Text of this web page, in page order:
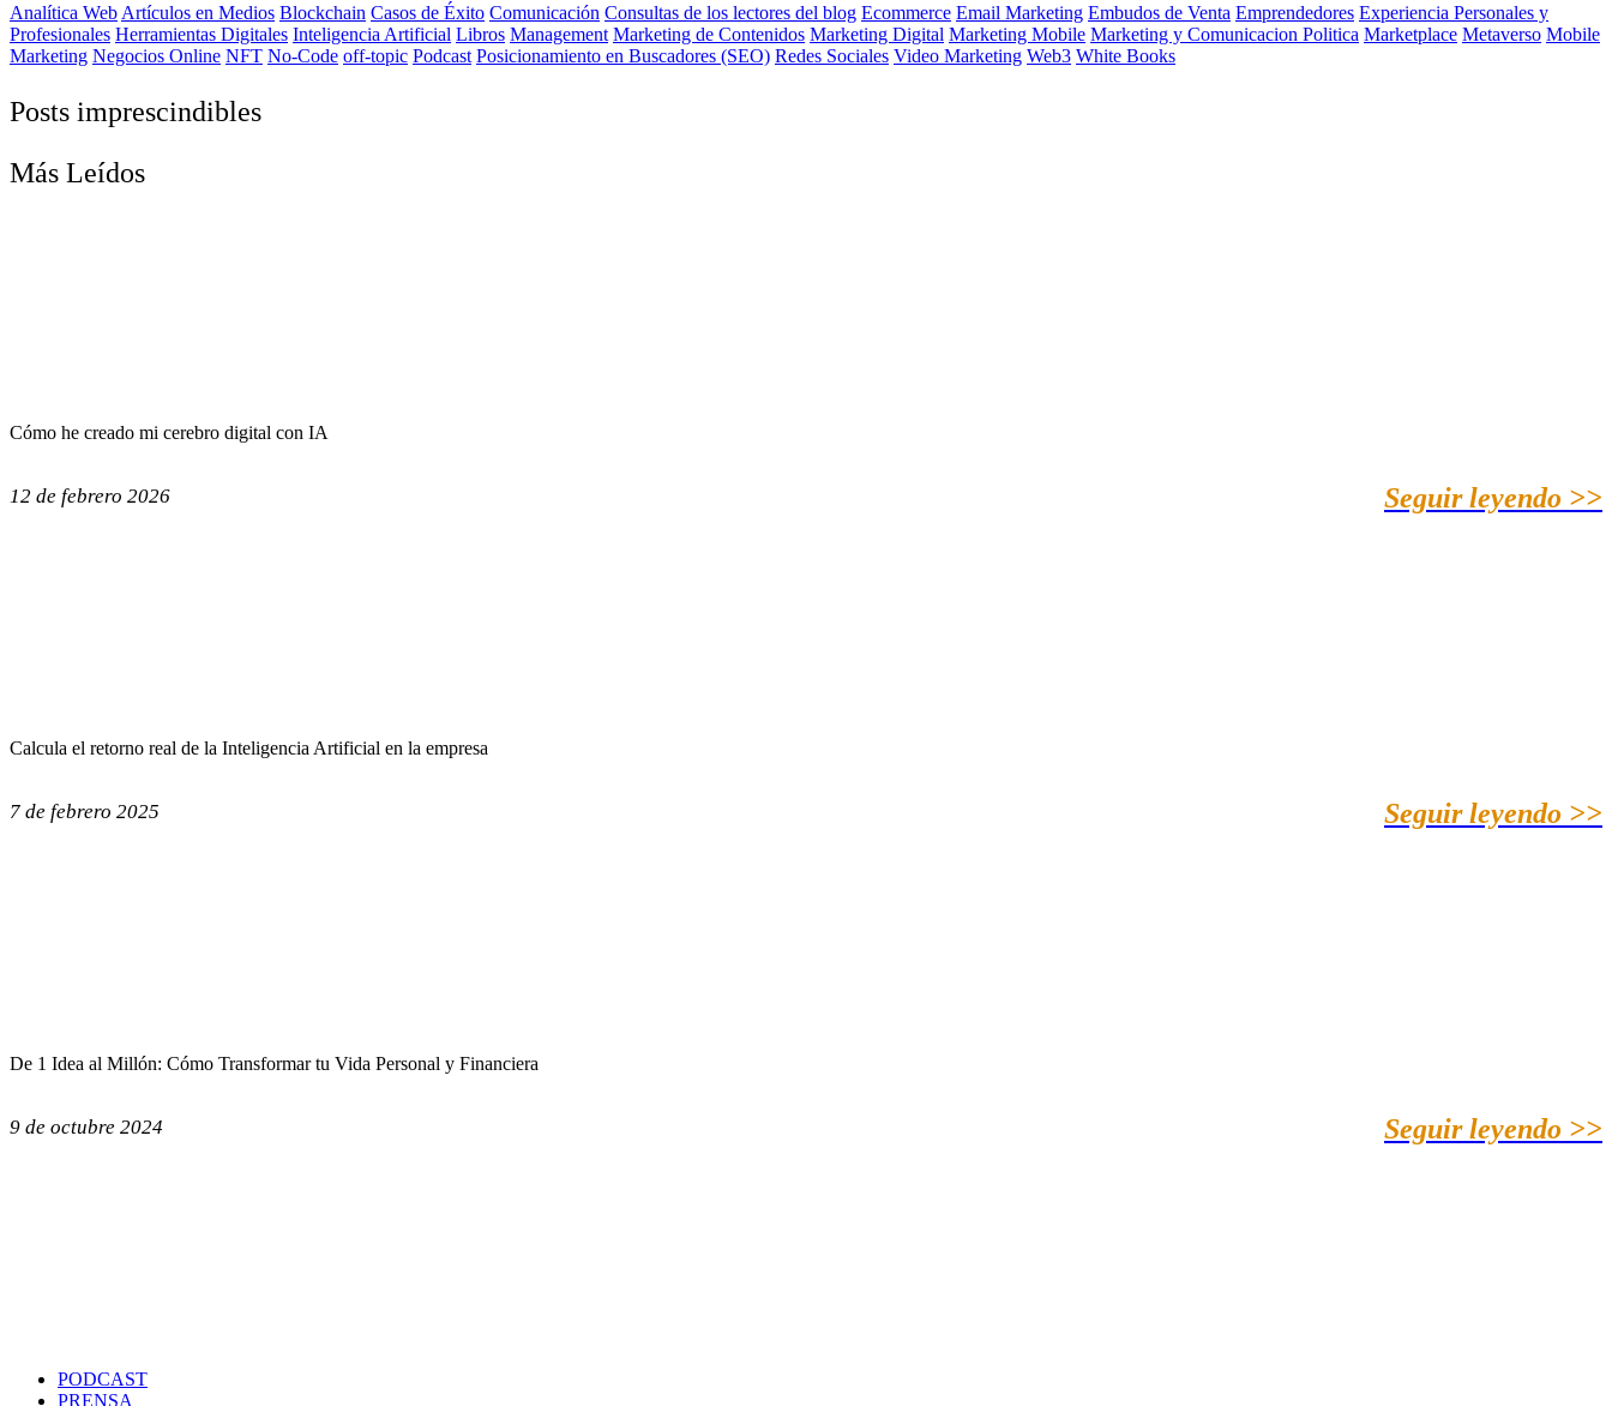
Analítica Web Artículos en Medios Blockchain Casos de Éxito Comunicación Consultas de los lectores del blog Ecommerce Email Marketing Embudos de Venta Emprendedores Experiencia Personales y
Profesionales Herramientas Digitales Inteligencia Artificial Libros Management Marketing de Contenidos Marketing Digital Marketing Mobile Marketing y Comunicacion Politica Marketplace Metaverso Mobile
Marketing Negocios Online NFT No-Code off-topic Podcast Posicionamiento en Buscadores (SEO) Redes Sociales Video Marketing Web3 White Books
Posts imprescindibles
Más Leídos
Cómo he creado mi cerebro digital con IA
12 de febrero 2026 Seguir leyendo >>
Calcula el retorno real de la Inteligencia Artificial en la empresa
7 de febrero 2025 Seguir leyendo >>
De 1 Idea al Millón: Cómo Transformar tu Vida Personal y Financiera
9 de octubre 2024 Seguir leyendo >>
PODCAST
PRENSA